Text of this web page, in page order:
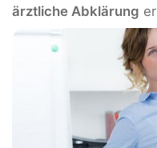
ärztliche Abklärung